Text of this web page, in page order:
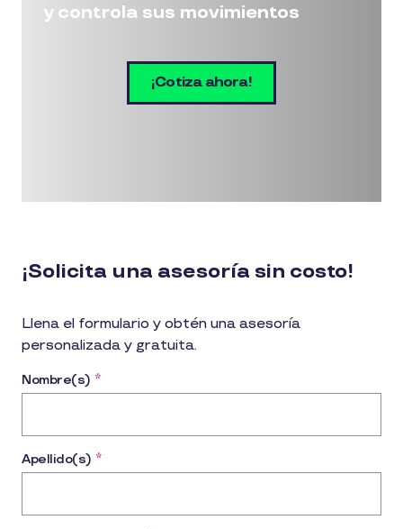
y controla sus movimientos
¡Cotiza ahora!
¡Solicita una asesoría sin costo!
Llena el formulario y obtén una asesoría
personalizada y gratuita.
Nombre(s) *
Apellido(s) *